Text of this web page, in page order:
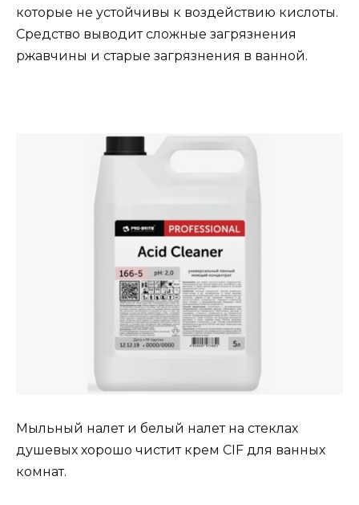
которые не устойчивы к воздействию кислоты.
Средство выводит сложные загрязнения
ржавчины и старые загрязнения в ванной.
Мыльный налет и белый налет на стеклах
душевых хорошо чистит крем CIF для ванных
комнат.